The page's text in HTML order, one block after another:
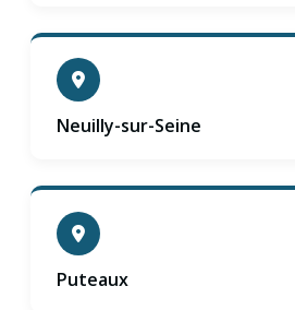
Neuilly-sur-Seine
Puteaux